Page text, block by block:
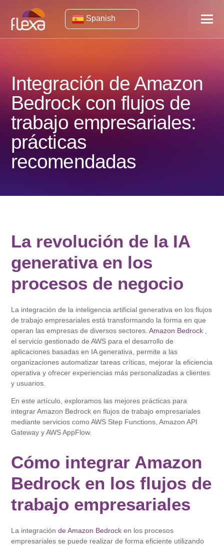
Spanish
Integración de Amazon
Bedrock con flujos de
trabajo empresariales:
prácticas
recomendadas
La revolución de la IA
generativa en los
procesos de negocio
La integración de la inteligencia artificial generativa en los flujos
de trabajo empresariales está transformando la forma en que
operan las empresas de diversos sectores.Amazon Bedrock
el servicio gestionado de AWS para el desarrollo de
aplicaciones basadas en IA generativa, permite a las
organizaciones automatizar tareas críticas, mejorar la eficiencia
operativa y ofrecer experiencias más personalizadas a clientes
y usuarios.
En este artículo, exploramos las mejores prácticas para
integrar Amazon Bedrock en flujos de trabajo empresariales
mediante servicios como AWS Step Functions, Amazon API
Gateway y AWS AppFlow.
Cómo integrar Amazon
Bedrock en los flujos de
trabajo empresariales
La integraciónde Amazon Bedrock en los procesos
empresariales se puede realizar de forma eficiente utilizando